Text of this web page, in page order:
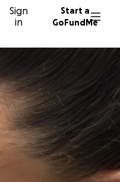
Sign
in
Start a
GoFundMe